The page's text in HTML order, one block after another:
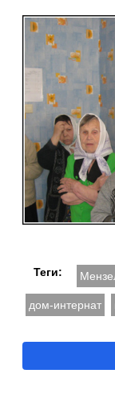
Теги:
дом-интернат